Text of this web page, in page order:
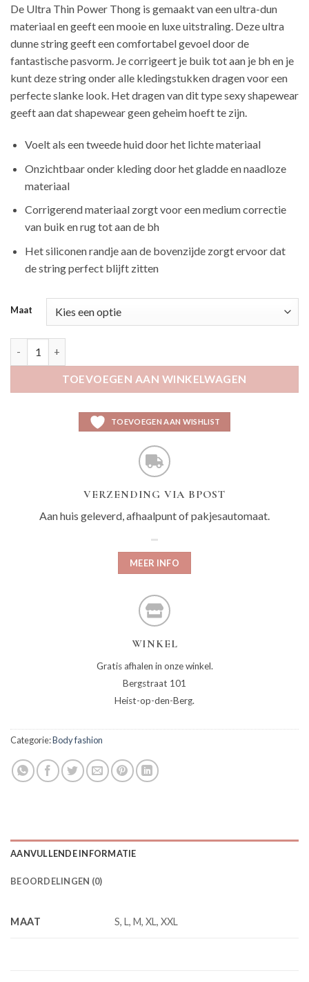
De Ultra Thin Power Thong is gemaakt van een ultra-dun
materiaal en geeft een mooie en luxe uitstraling. Deze ultra
dunne string geeft een comfortabel gevoel door de
fantastische pasvorm. Je corrigeert je buik tot aan je bh en je
kunt deze string onder alle kledingstukken dragen voor een
perfecte slanke look. Het dragen van dit type sexy shapewear
geeft aan dat shapewear geen geheim hoeft te zijn.
Voelt als een tweede huid door het lichte materiaal
Onzichtbaar onder kleding door het gladde en naadloze
materiaal
Corrigerend materiaal zorgt voor een medium correctie
van buik en rug tot aan de bh
Het siliconen randje aan de bovenzijde zorgt ervoor dat
de string perfect blijft zitten
Maat
TOEVOEGEN AAN WINKELWAGEN
TOEVOEGEN AAN WISHLIST
VERZENDING VIA BPOST
Aan huis geleverd, afhaalpunt of pakjesautomaat.
MEER INFO
WINKEL
Gratis afhalen in onze winkel.
Bergstraat 101
Heist-op-den-Berg.
Categorie:Body fashion
AANVULLENDE INFORMATIE
BEOORDELINGEN (0)
MAAT S, L, M, XL, XXL